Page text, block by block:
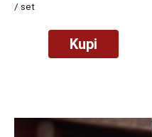
/ set
Kupi